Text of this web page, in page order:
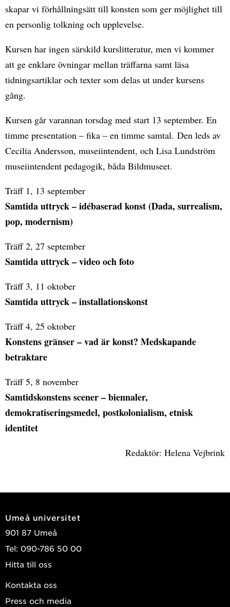
skapar vi förhållningsätt till konsten som ger möjlighet till
en personlig tolkning och upplevelse.
Kursen har ingen särskild kurslitteratur, men vi kommer
att ge enklare övningar mellan träffarna samt läsa
tidningsartiklar och texter som delas ut under kursens
gång.
Kursen går varannan torsdag med start 13 september. En
timme presentation – fika – en timme samtal. Den leds av
Cecilia Andersson, museiintendent, och Lisa Lundström
museiintendent pedagogik, båda Bildmuseet.
Träff 1, 13 september
Samtida uttryck – idébaserad konst (Dada, surrealism,
pop, modernism)
Träff 2, 27 september
Samtida uttryck – video och foto
Träff 3, 11 oktober
Samtida uttryck – installationskonst
Träff 4, 25 oktober
Konstens gränser – vad är konst? Medskapande
betraktare
Träff 5, 8 november
Samtidskonstens scener – biennaler,
demokratiseringsmedel, postkolonialism, etnisk
identitet
Redaktör: Helena Vejbrink
Umeå universitet
901 87 Umeå
Tel: 090-786 50 00
Hitta till oss
Kontakta oss
Press och media